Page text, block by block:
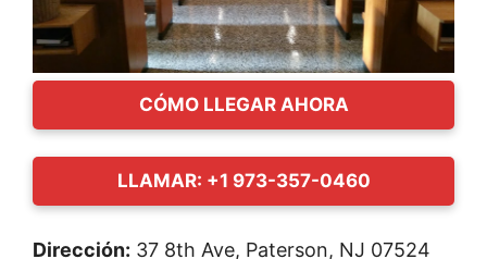
CÓMO LLEGAR AHORA
LLAMAR: +1 973-357-0460
Dirección: 37 8th Ave, Paterson, NJ 07524